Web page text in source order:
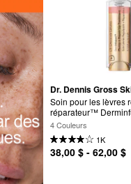
Dr. Dennis Gross
Soin pour les lèvres
réparateur™
acide hyaluronique
4 Couleurs
1K
38,00 $ - 62,00 $